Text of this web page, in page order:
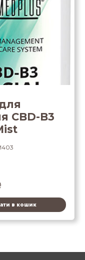
CBD-B3
в кошик